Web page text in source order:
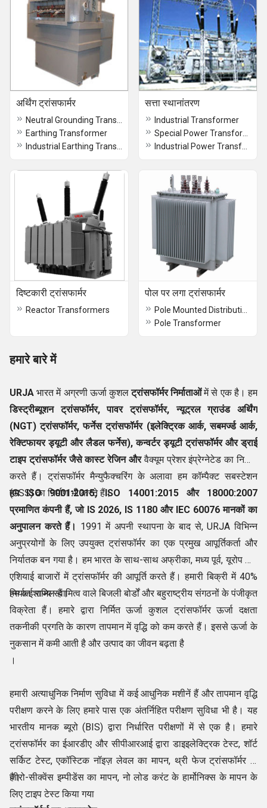
अर्थिंग ट्रांसफार्मर
Earthing Transformer
सत्ता स्थानांतरण
Industrial Transformer
दिष्टकारी ट्रांसफार्मर
Reactor Transformers
पोल पर लगा ट्रांसफार्मर
Pole Transformer
हमारे बारे में
URJA भारत में अग्रणी ऊर्जा कुशलट्रांसफॉर्मर निर्माताओंमें से एक है। हम
डिस्ट्रीब्यूशन ट्रांसफॉर्मर, पावर ट्रांसफॉर्मर, न्यूट्रल ग्राउंड अर्थिंग
(NGT) ट्रांसफॉर्मर, फर्नेस ट्रांसफॉर्मर (इलेक्ट्रिक आर्क, सबमर्ज्ड आर्क,
रेक्टिफायर ड्यूटी और लैडल फर्नेस), कन्वर्टर ड्यूटी ट्रांसफॉर्मर और ड्राई
टाइप ट्रांसफॉर्मर जैसे कास्ट रेजिन औरवैक्यूम प्रेशर इंप्रेग्नेटेड का निर्माण
करते हैं। ट्रांसफॉर्मर मैन्युफैक्चरिंग के अलावा हम कॉम्पैक्ट सबस्टेशन
(CSS) का निर्माण भी करते हैं।
हमISO 9001:2015, ISO 14001:2015 और 18000:2007
प्रमाणित कंपनी हैं, जो IS 2026, IS 1180 और IEC 60076 मानकों का
अनुपालन करते हैं। 1991 में अपनी स्थापना के बाद से, URJA विभिन्न
अनुप्रयोगों के लिए उपयुक्त ट्रांसफॉर्मर का एक प्रमुख आपूर्तिकर्ता और
निर्यातक बन गया है। हम भारत के साथ-साथ अफ्रीका, मध्य पूर्व, यूरोप और
एशियाई बाजारों में ट्रांसफॉर्मर की आपूर्ति करते हैं। हमारी बिक्री में 40%
निर्यात शामिल हैं।
हम कई राज्य स्वामित्व वाले बिजली बोर्डों और बहुराष्ट्रीय संगठनों के पंजीकृत
विक्रेता हैं। हमारे द्वारा निर्मित ऊर्जा कुशल ट्रांसफॉर्मर ऊर्जा दक्षता
तकनीकी प्रगति के कारण तापमान में वृद्धि को कम करते हैं। इससे ऊर्जा के
नुकसान में कमी आती है और उत्पाद का जीवन बढ़ता है
।
हमारी अत्याधुनिक निर्माण सुविधा में कई आधुनिक मशीनें हैं और तापमान वृद्धि
परीक्षण करने के लिए हमारे पास एक अंतर्निहित परीक्षण सुविधा भी है। यह
भारतीय मानक ब्यूरो (BIS) द्वारा निर्धारित परीक्षणों में से एक है। हमारे
ट्रांसफॉर्मर का ईआरडीए और सीपीआरआई द्वारा डाइइलेक्ट्रिक टेस्ट, शॉर्ट
सर्किट टेस्ट, एकॉस्टिक नॉइज़ लेवल का मापन, थ्री फेज ट्रांसफॉर्मर के
जीरो-सीक्वेंस इम्पीडेंस का मापन, नो लोड करंट के हार्मोनिक्स के मापन के
लिए टाइप टेस्ट किया गया
है।